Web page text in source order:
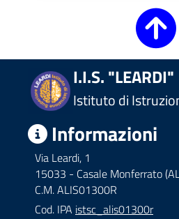
I.I.S. "LEARDI"
Istituto di
Informazioni
Via Leardi, 1
15033 - Casale Monferrato
C.M. ALIS01300R
Cod. IPA istsc_alis01300r